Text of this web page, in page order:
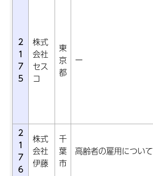
2
1
7
5
株式
会社
セス
コ
東
京
都
ー
2
1
7
6
株式
会社
伊藤
千
葉
市
高齢者の雇用について